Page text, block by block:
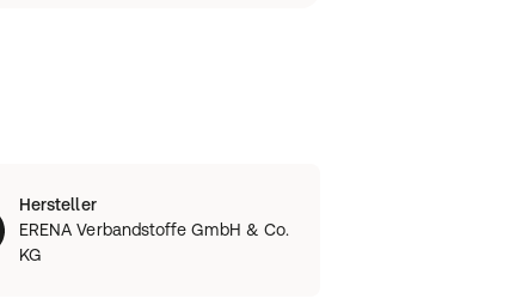
Hersteller
ERENA Verbandstoffe GmbH & Co.
KG